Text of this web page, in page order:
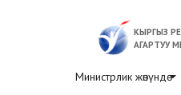
КЫРГЫЗ
АГАРТУУ
Министрлик жөнүндө